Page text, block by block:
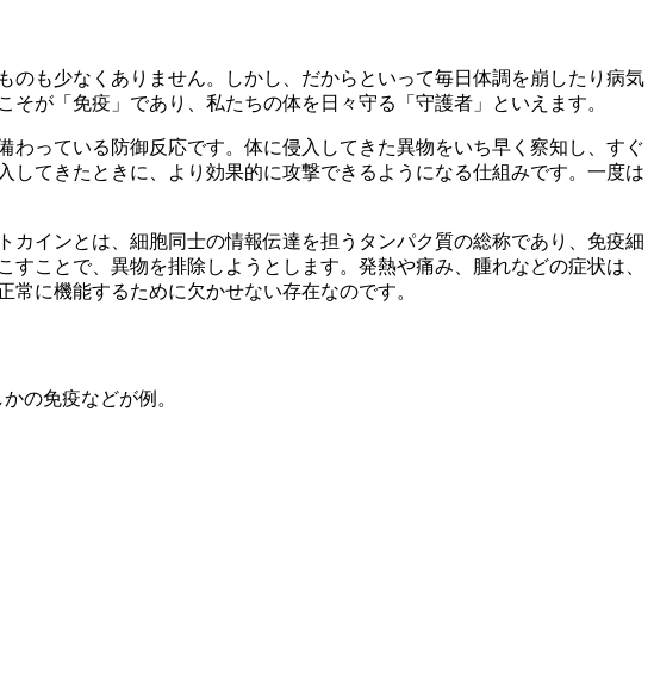
も少なくありません。しかし、だからといって毎日体調を崩したり病気
が「免疫」であり、私たちの体を日々守る「守護者」といえます。
っている防御反応です。体に侵入してきた異物をいち早く察知し、すぐ
てきたときに、より効果的に攻撃できるようになる仕組みです。一度は
カインとは、細胞同士の情報伝達を担うタンパク質の総称であり、免疫細
ことで、異物を排除しようとします。発熱や痛み、腫れなどの症状は、
に機能するために欠かせない存在なのです。
の免疫などが例。